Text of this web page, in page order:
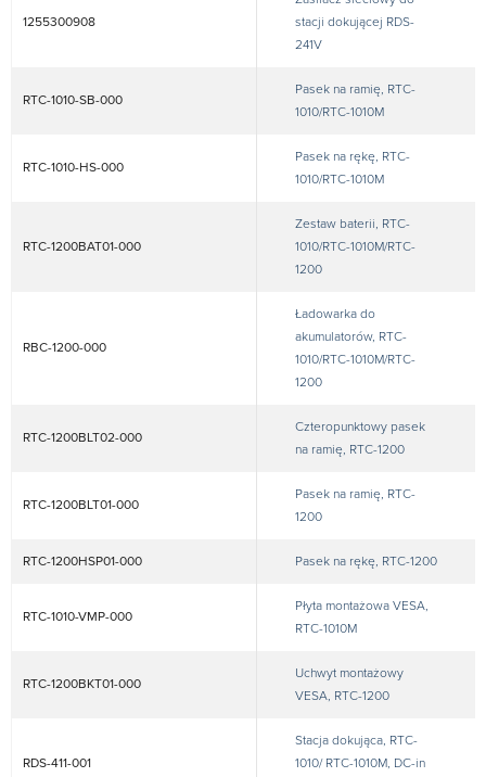
1255300908
stacji dokującej RDS-
241V
RTC-1010-SB-000
Pasek na ramię, RTC-
1010/RTC-1010M
RTC-1010-HS-000
Pasek na rękę, RTC-
1010/RTC-1010M
RTC-1200BAT01-000
Zestaw baterii, RTC-
1010/RTC-1010M/RTC-
1200
RBC-1200-000
Ładowarka do
akumulatorów, RTC-
1010/RTC-1010M/RTC-
1200
RTC-1200BLT02-000
Czteropunktowy pasek
na ramię, RTC-1200
RTC-1200BLT01-000
Pasek na ramię, RTC-
1200
RTC-1200HSP01-000 Pasek na rękę, RTC-1200
RTC-1010-VMP-000
Płyta montażowa VESA,
RTC-1010M
RTC-1200BKT01-000
Uchwyt montażowy
VESA, RTC-1200
RDS-411-001
Stacja dokująca, RTC-
1010/ RTC-1010M, DC-in